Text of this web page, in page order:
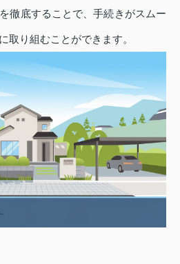
徹底することで、手続きがスムー
取り組むことができます。